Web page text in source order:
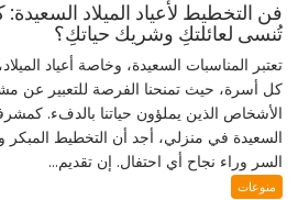
فن التخطيط لأعياد الميلاد
تُنسى لعائلتكِ وشريك حياتكِ؟
تعتبر المناسبات السعيدة، وخاصة أعياد
كل أسرة، حيث تمنحنا الفرصة للتعبير عن
الأشخاص الذين يملؤون حياتنا بالدفء.
السعيدة في منزلي، أجد أن التخطيط
السر وراء نجاح أي احتفال. إن تقديم...
منوعات